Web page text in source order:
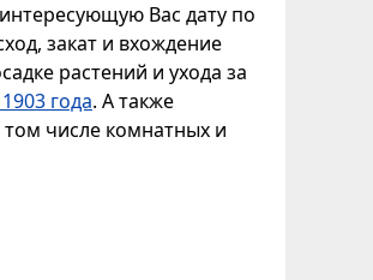
Вас дату по
закат и вхождение
растений и ухода за
года. А также
числе комнатных и